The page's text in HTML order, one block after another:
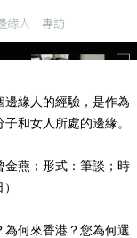
緣人 專訪
緣人的經驗，是作為
和女人所處的邊緣。
金燕；形式：筆談；時
為何來香港？您為何選